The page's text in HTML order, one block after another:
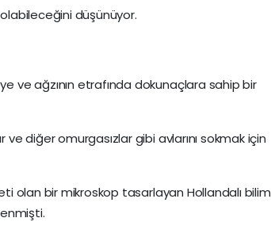
düşünüyor.
ve ağzının etrafında dokunaçlara sahip bir
diğer omurgasızlar gibi avlarını sokmak için
olan bir mikroskop tasarlayan Hollandalı bilim